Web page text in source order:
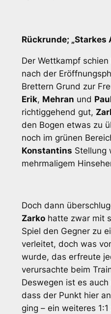
Rückrunde; „Starkes
Der Wettkampf
nach der
Brettern Grund zur
Erik, Mehran und
richtiggehend gut,
den Bogen etwas zu
noch im grünen
Konstantins Stellung
mehrmaligem
Doch dann
Zarkohatte zwar mit
Spiel den Gegner zu
verleitet, doch was
wurde, das erfreute
verursachte beim
Deswegen ist es
dass der Punkt hier
ging – ein weiteres